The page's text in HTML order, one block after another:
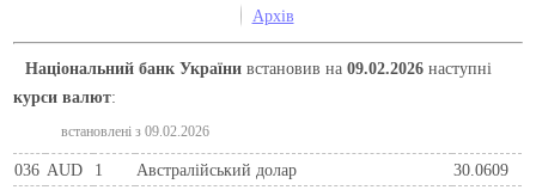
Архів
Національний банк України встановив на09.02.2026 наступні
курси валют:
встановлені з 09.02.2026
036 AUD 1 Австралійський долар
30.0609